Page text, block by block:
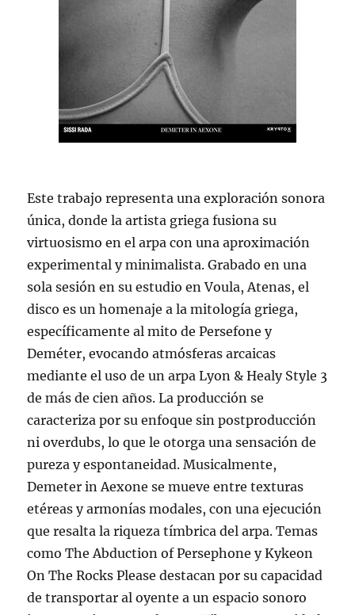
Este trabajo representa una exploración sonora
única, donde la artista griega fusiona su
virtuosismo en el arpa con una aproximación
experimental y minimalista. Grabado en una
sola sesión en su estudio en Voula, Atenas, el
disco es un homenaje a la mitología griega,
específicamente al mito de Persefone y
Deméter, evocando atmósferas arcaicas
mediante el uso de un arpa Lyon & Healy Style 3
de más de cien años. La producción se
caracteriza por su enfoque sin postproducción
ni overdubs, lo que le otorga una sensación de
pureza y espontaneidad. Musicalmente,
Demeter in Aexone se mueve entre texturas
etéreas y armonías modales, con una ejecución
que resalta la riqueza tímbrica del arpa. Temas
como The Abduction of Persephone y Kykeon
On The Rocks Please destacan por su capacidad
de transportar al oyente a un espacio sonoro